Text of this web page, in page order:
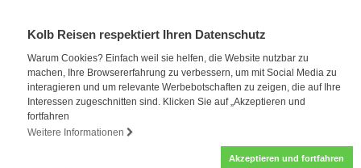
Kolb Reisen respektiert Ihren Datenschutz
Warum Cookies? Einfach weil sie helfen, die Website nutzbar zu
machen, Ihre Browsererfahrung zu verbessern, um mit Social Media zu
interagieren und um relevante Werbebotschaften zu zeigen, die auf Ihre
Interessen zugeschnitten sind. Klicken Sie auf „Akzeptieren und
fortfahren
Weitere Informationen
Akzeptieren und fortfahren